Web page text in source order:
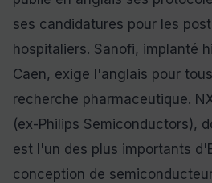
ses candidatures pour les
hospitaliers. Sanofi, implanté
Caen, exige l'anglais pour
recherche pharmaceutique.
(ex-Philips Semiconductors),
est l'un des plus importants
conception de